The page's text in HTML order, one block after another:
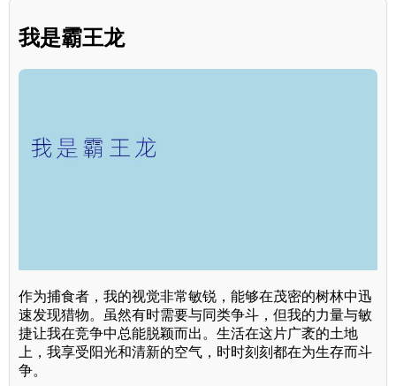
我是霸王龙
作为捕食者，我的视觉非常敏锐，能够在茂密的树林中迅
速发现猎物。虽然有时需要与同类争斗，但我的力量与敏
捷让我在竞争中总能脱颖而出。生活在这片广袤的土地
上，我享受阳光和清新的空气，时时刻刻都在为生存而斗
争。